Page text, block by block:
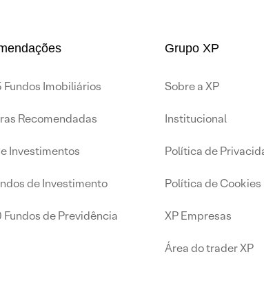
Fundos Imobiliários
Recomendadas
Investimentos
de Investimento
Fundos de Previdência
Grupo XP
Sobre a XP
Institucional
Política de
Política de Cookies
XP Empresas
Área do trader XP